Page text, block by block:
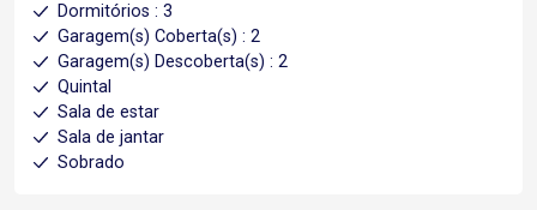
Dormitórios : 3
Garagem(s) Coberta(s) : 2
Garagem(s) Descoberta(s) : 2
Quintal
Sala de estar
Sala de jantar
Sobrado